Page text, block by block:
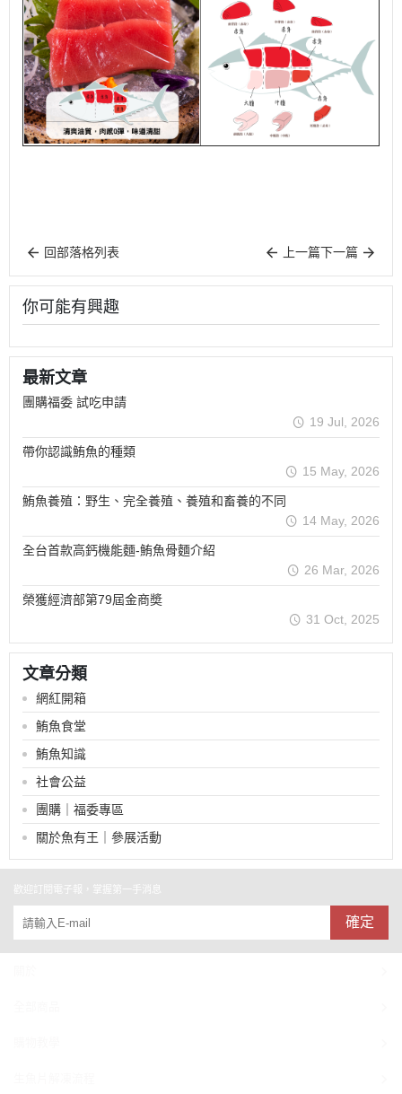
回部落格列表 上一篇下一篇
你可能有興趣
最新文章
團購福委 試吃申請
19 Jul, 2026
帶你認識鮪魚的種類
15 May, 2026
鮪魚養殖：野生、完全養殖、養殖和畜養的不同
14 May, 2026
全台首款高鈣機能麵-鮪魚骨麵介紹
26 Mar, 2026
榮獲經濟部第79屆金商奬
31 Oct, 2025
文章分類
網紅開箱
鮪魚食堂
鮪魚知識
社會公益
團購｜福委專區
關於魚有王｜參展活動
歡迎訂閱電子報，掌握第一手消息
確定